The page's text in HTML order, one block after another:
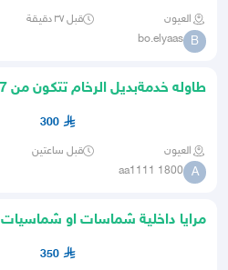
العيون قبل ٣٧ دقيقة
B
bo.elyaas
300
العيون قبل ساعتين
A
aa1111 1800
مرايا داخلية شماسات او شماسيات
350